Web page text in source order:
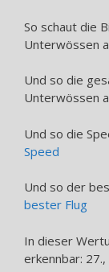
So schaut die
Unterwössen
Und so die
Unterwössen
Und so die
Speed
Und so der
bester Flug
In dieser
erkennbar: 27.,